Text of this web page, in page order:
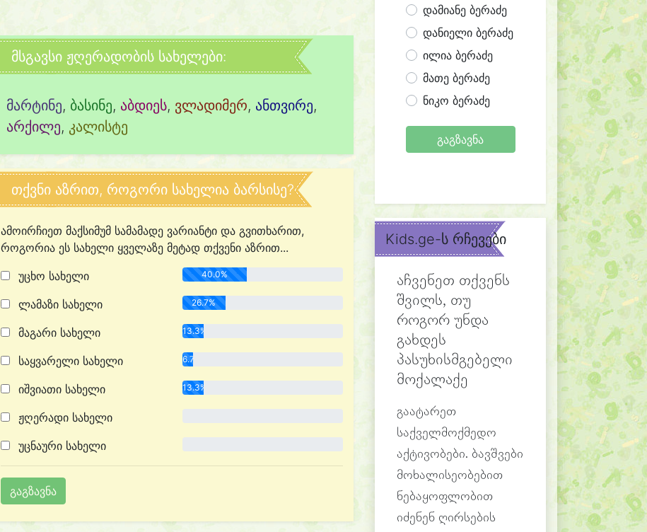
მსგავსი ჟღერადობის სახელები:
მარტინე, ბასინე, აბდიეს, ვლადიმერ, ანთვირე,
არქილე, კალისტე
თქვნი აზრით, როგორი სახელია ბარსისე?
ამოირჩიეთ მაქსიმუმ სამამადე ვარიანტი და გვითხარით,
როგორია ეს სახელი ყველაზე მეტად თქვენი აზრით...
უცხო სახელი
40.0%
ლამაზი სახელი 26.7%
მაგარი სახელი 13.3%
საყვარელი სახელი 6.7%
იშვიათი სახელი 13.3%
ჟღერადი სახელი
უცნაური სახელი
დამიანე ბერაძე
დანიელი ბერაძე
ილია ბერაძე
მათე ბერაძე
ნიკო ბერაძე
გაგზავნა
Kids.ge-ს რჩევები
აჩვენეთ თქვენს
შვილს, თუ
როგორ უნდა
გახდეს
პასუხისმგებელი
მოქალაქე
გაატარეთ
საქველმოქმედო
აქტივობები. ბავშვები
მოხალისეობებით
ნებაყოფლობით
იძენენ ღირსების